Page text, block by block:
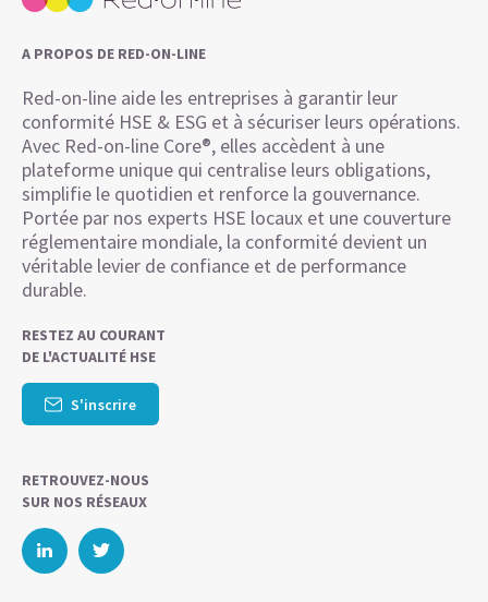
A PROPOS DE RED-ON-LINE
Red-on-line aide les entreprises à garantir leur
conformité HSE & ESG et à sécuriser leurs opérations.
Avec Red-on-line Core®, elles accèdent à une
plateforme unique qui centralise leurs obligations,
simplifie le quotidien et renforce la gouvernance.
Portée par nos experts HSE locaux et une couverture
réglementaire mondiale, la conformité devient un
véritable levier de confiance et de performance
durable.
RESTEZ AU COURANT
DE L'ACTUALITÉ HSE
S'inscrire
RETROUVEZ-NOUS
SUR NOS RÉSEAUX